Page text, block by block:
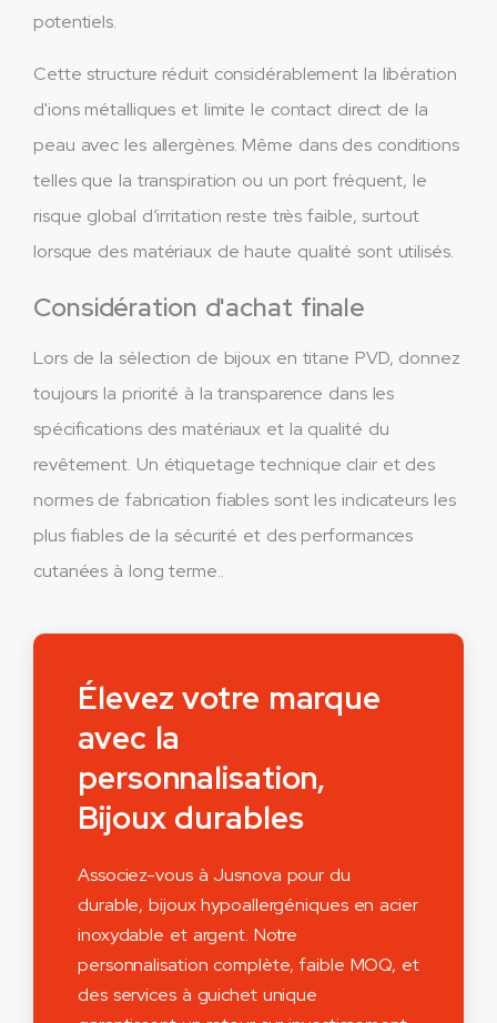
potentiels.
Cette structure réduit considérablement la libération
d'ions métalliques et limite le contact direct de la
peau avec les allergènes. Même dans des conditions
telles que la transpiration ou un port fréquent, le
risque global d’irritation reste très faible, surtout
lorsque des matériaux de haute qualité sont utilisés.
Considération d'achat finale
Lors de la sélection de bijoux en titane PVD, donnez
toujours la priorité à la transparence dans les
spécifications des matériaux et la qualité du
revêtement. Un étiquetage technique clair et des
normes de fabrication fiables sont les indicateurs les
plus fiables de la sécurité et des performances
cutanées à long terme..
Élevez votre marque
avec la
personnalisation,
Bijoux durables
Associez-vous à Jusnova pour du
durable, bijoux hypoallergéniques en acier
inoxydable et argent. Notre
personnalisation complète, faible MOQ, et
des services à guichet unique